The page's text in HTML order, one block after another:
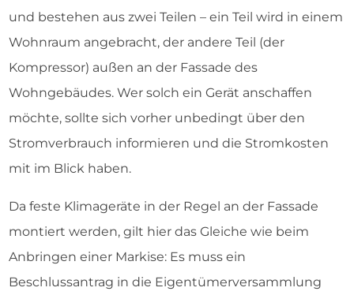
und bestehen aus zwei Teilen – ein Teil wird in einem
Wohnraum angebracht, der andere Teil (der
Kompressor) außen an der Fassade des
Wohngebäudes. Wer solch ein Gerät anschaffen
möchte, sollte sich vorher unbedingt über den
Stromverbrauch informieren und die Stromkosten
mit im Blick haben.
Da feste Klimageräte in der Regel an der Fassade
montiert werden, gilt hier das Gleiche wie beim
Anbringen einer Markise: Es muss ein
Beschlussantrag in die Eigentümerversammlung